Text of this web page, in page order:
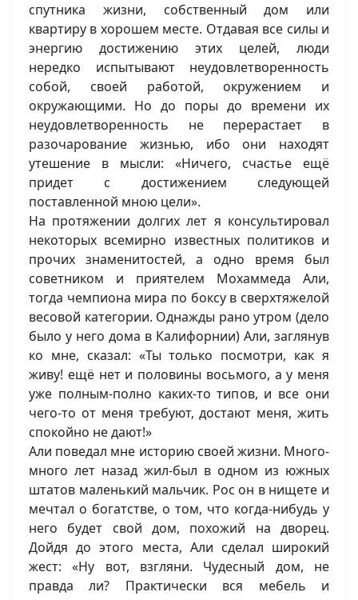
спутника жизни, собственный дом или
квартиру в хорошем месте. Отдавая все силы и
энергию достижению этих целей, люди
нередко испытывают неудовлетворенность
собой, своей работой, окружением и
окружающими. Но до поры до времени их
неудовлетворенность не перерастает в
разочарование жизнью, ибо они находят
утешение в мысли: «Ничего, счастье ещё
придет с достижением следующей
поставленной мною цели».
На протяжении долгих лет я консультировал
некоторых всемирно известных политиков и
прочих знаменитостей, а одно время был
советником и приятелем Мохаммеда Али,
тогда чемпиона мира по боксу в сверхтяжелой
весовой категории. Однажды рано утром (дело
было у него дома в Калифорнии) Али, заглянув
ко мне, сказал: «Ты только посмотри, как я
живу! ещё нет и половины восьмого, а у меня
уже полным-полно каких-то типов, и все они
чего-то от меня требуют, достают меня, жить
спокойно не дают!»
Али поведал мне историю своей жизни. Много-
много лет назад жил-был в одном из южных
штатов маленький мальчик. Рос он в нищете и
мечтал о богатстве, о том, что когда-нибудь у
него будет свой дом, похожий на дворец.
Дойдя до этого места, Али сделал широкий
жест: «Ну вот, взгляни. Чудесный дом, не
правда ли? Практически вся мебель и